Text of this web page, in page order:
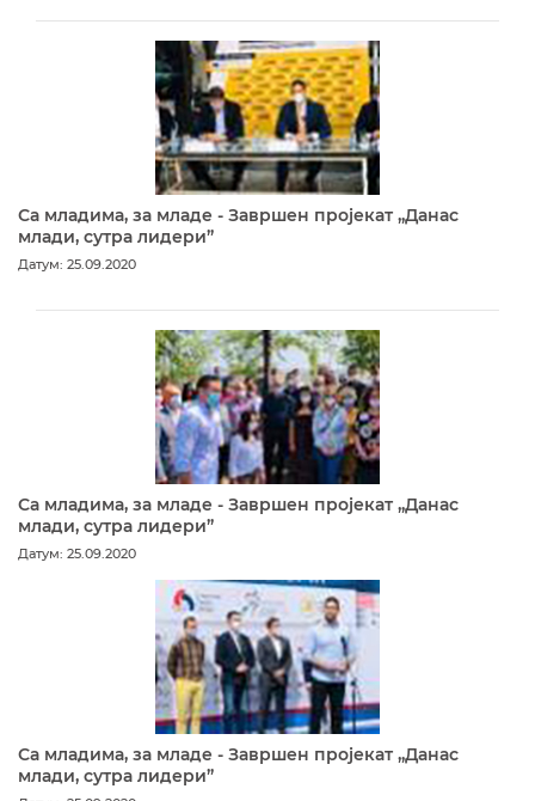
Са младима, за младе - Завршен пројекат „Данас
млади, сутра лидери”
Датум: 25.09.2020
Са младима, за младе - Завршен пројекат „Данас
млади, сутра лидери”
Датум: 25.09.2020
Са младима, за младе - Завршен пројекат „Данас
млади, сутра лидери”